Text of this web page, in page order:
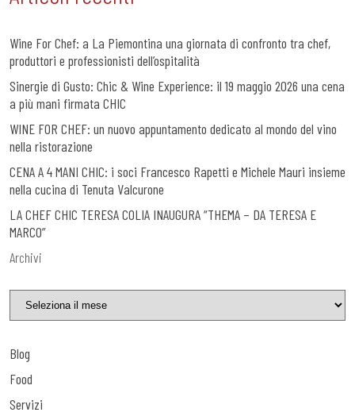
Wine For Chef: a La Piemontina una giornata di confronto tra chef,
produttori e professionisti dell’ospitalità
Sinergie di Gusto: Chic & Wine Experience: il 19 maggio 2026 una cena
a più mani firmata CHIC
WINE FOR CHEF: un nuovo appuntamento dedicato al mondo del vino
nella ristorazione
CENA A 4 MANI CHIC: i soci Francesco Rapetti e Michele Mauri insieme
nella cucina di Tenuta Valcurone
LA CHEF CHIC TERESA COLIA INAUGURA “THEMA – DA TERESA E
MARCO”
Archivi
Blog
Food
Servizi